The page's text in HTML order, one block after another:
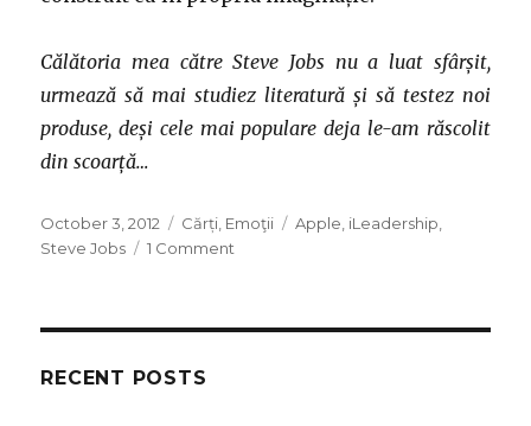
Călătoria mea către Steve Jobs nu a luat sfârșit,
urmează să mai studiez literatură și să testez noi
produse, deși cele mai populare deja le-am răscolit
din scoarță…
Posted
on
October 3, 2012 Categories
Cărți Emoţii Tags
Apple iLeadership
Steve Jobs
1 Comment
RECENT POSTS